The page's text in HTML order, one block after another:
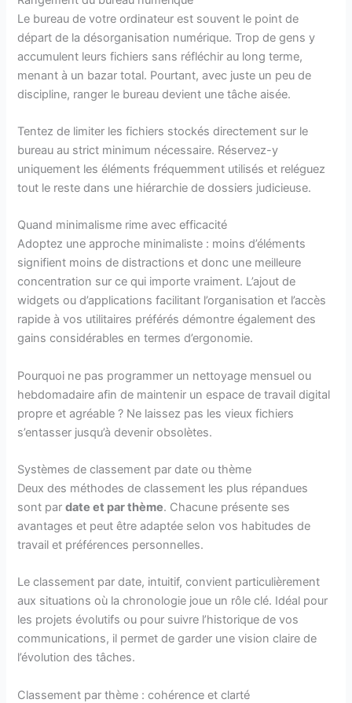
Le bureau de votre ordinateur est souvent le point de
départ de la désorganisation numérique. Trop de gens y
accumulent leurs fichiers sans réfléchir au long terme,
menant à un bazar total. Pourtant, avec juste un peu de
discipline, ranger le bureau devient une tâche aisée.
Tentez de limiter les fichiers stockés directement sur le
bureau au strict minimum nécessaire. Réservez-y
uniquement les éléments fréquemment utilisés et reléguez
tout le reste dans une hiérarchie de dossiers judicieuse.
Quand minimalisme rime avec efficacité
Adoptez une approche minimaliste : moins d’éléments
signifient moins de distractions et donc une meilleure
concentration sur ce qui importe vraiment. L’ajout de
widgets ou d’applications facilitant l’organisation et l’accès
rapide à vos utilitaires préférés démontre également des
gains considérables en termes d’ergonomie.
Pourquoi ne pas programmer un nettoyage mensuel ou
hebdomadaire afin de maintenir un espace de travail digital
propre et agréable ? Ne laissez pas les vieux fichiers
s’entasser jusqu’à devenir obsolètes.
Systèmes de classement par date ou thème
Deux des méthodes de classement les plus répandues
sont pardate et par thème. Chacune présente ses
avantages et peut être adaptée selon vos habitudes de
travail et préférences personnelles.
Le classement par date, intuitif, convient particulièrement
aux situations où la chronologie joue un rôle clé. Idéal pour
les projets évolutifs ou pour suivre l’historique de vos
communications, il permet de garder une vision claire de
l’évolution des tâches.
Classement par thème : cohérence et clarté